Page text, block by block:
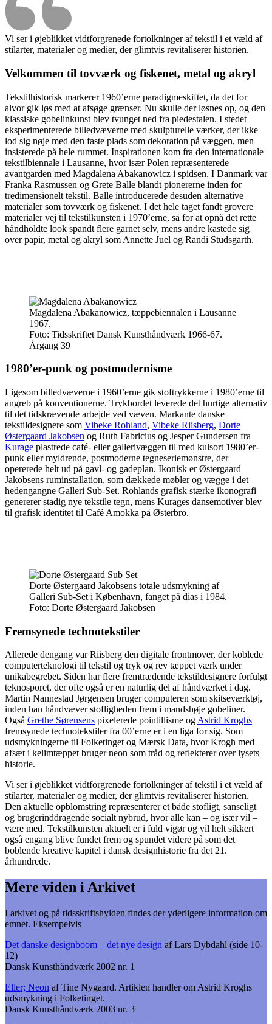
Vi ser i øjeblikket vidtforgrenede fortolkninger af tekstil i et væld af
stilarter, materialer og medier, der glimtvis revitaliserer historien.
Velkommen til tovværk og fiskenet, metal og akryl
Tekstilhistorisk markerer 1960’erne paradigmeskiftet, da det for
alvor gik løs med at afsøge grænser. Nu skulle der løsnes op, og den
klassiske gobelinkunst blev tvunget ned fra piedestalen. I stedet
eksperimenterede billedvæverne med skulpturelle værker, der ikke
lod sig nøje med den faste plads som dekoration på væggen, men
insisterede på hele rummet. Inspirationen kom fra den internationale
tekstilbiennale i Lausanne, hvor især Polen repræsenterede
avantgarden med Magdalena Abakanowicz i spidsen. I Danmark var
Franka Rasmussen og Grete Balle blandt pionererne inden for
tredimensionelt tekstil. Balle introducerede desuden alternative
materialer som tovværk og fiskenet. I det hele taget fandt grovere
materialer vej til tekstilkunsten i 1970’erne, så for at opnå det rette
håndholdte look spandt flere garnet selv, mens andre kastede sig
over papir, metal og akryl som Annette Juel og Randi Studsgarth.
Magdalena Abakanowicz, tæppebiennalen i Lausanne
1967.
Foto: Tidsskriftet Dansk Kunsthåndværk 1966-67.
Årgang 39
1980’er-punk og postmodernisme
Ligesom billedvæverne i 1960’erne gik stoftrykkerne i 1980’erne til
angreb på konventionerne. Trykbordet leverede det hurtige alternativ
til det tidskrævende arbejde ved væven. Markante danske
tekstildesignere som Vibeke Rohland, Vibeke Riisberg, Dorte
Østergaard Jakobsen og Ruth Fabricius og Jesper Gundersen fra
Kurage plastrede café- eller gallerivæggen til med kulsort 1980’er-
punk eller myldrende, postmoderne tegneseriemønstre, der
opererede helt ud på gavl- og gadeplan. Ikonisk er Østergaard
Jakobsens ruminstallation, som dækkede møbler og vægge i det
hedengangne Galleri Sub-Set. Rohlands grafisk stærke ikonografi
genererer stadig nye tekstile tegn, mens Kurages dansemotiver blev
til grafisk identitet til Café Amokka på Østerbro.
Dorte Østergaard Jakobsens totale udsmykning af
Galleri Sub-Set i København, fanget på dias i 1984.
Foto: Dorte Østergaard Jakobsen
Fremsynede technotekstiler
Allerede dengang var Riisberg den digitale frontmover, der koblede
computerteknologi til tekstil og tryk og rev tæppet værk under
unikabegrebet. Siden har flere fremtrædende tekstildesignere forfulgt
teknosporet, der ofte også er en naturlig del af håndværket i dag.
Martin Nannestad Jørgensen bruger computeren som skitseværktøj,
inden han håndvæver stofligheden frem i mandshøje gobeliner.
Også Grethe Sørensens pixelerede pointillisme ogAstrid Kroghs
fremsynede technotekstiler fra 00’erne er i en liga for sig. Som
udsmykningerne til Folketinget og Mærsk Data, hvor Krogh med
afsæt i kelimtæppet bruger neon som tråd og reflekterer over lysets
historie.
Vi ser i øjeblikket vidtforgrenede fortolkninger af tekstil i et væld af
stilarter, materialer og medier, der glimtvis revitaliserer historien.
Den aktuelle opblomstring repræsenterer et både stofligt, sanseligt
og brugerinddragende socialt nybrud, hvor alle kan – og især vil –
være med. Tekstilkunsten aktuelt er i fuld vigør og vil helt sikkert
også engang blive fundet frem og spundet videre på som det
boblende kreative kapitel i dansk designhistorie fra det 21.
århundrede.
Mere viden i Arkivet
I arkivet og på tidsskriftshylden findes der yderligere information om
emnet. Eksempelvis
Det danske designboom – det nye design af Lars Dybdahl (side 10-
12)
Dansk Kunsthåndværk 2002 nr. 1
Eller; Neon af Tine Nygaard. Artiklen handler om Astrid Kroghs
udsmykning i Folketinget.
Dansk Kunsthåndværk 2003 nr. 3